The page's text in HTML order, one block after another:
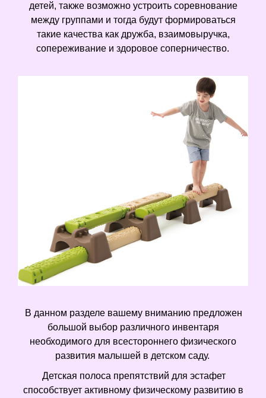
детей, также возможно устроить соревнование
между группами и тогда будут формироваться
такие качества как дружба, взаимовыручка,
сопереживание и здоровое соперничество.
В данном разделе вашему вниманию предложен
большой выбор различного инвентаря
необходимого для всестороннего физического
развития малышей в детском саду.
Детская полоса препятствий для эстафет
способствует активному физическому развитию в